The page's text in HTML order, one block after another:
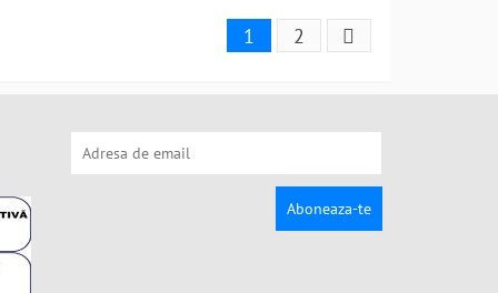
1 2
Aboneaza-te